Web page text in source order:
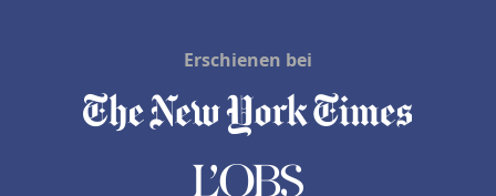
Erschienen bei